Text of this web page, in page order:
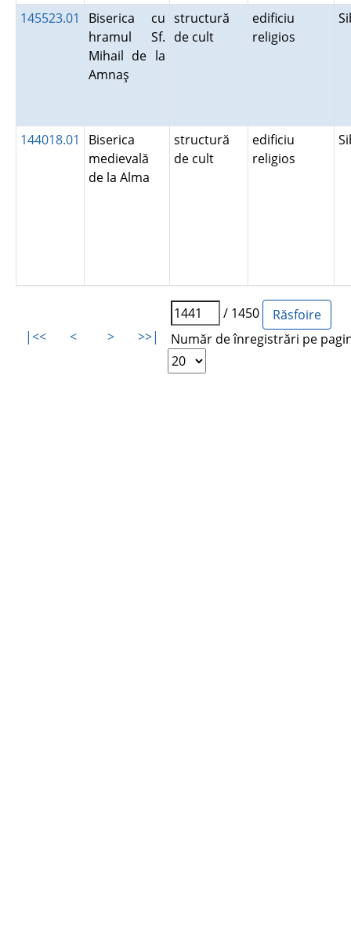
145523.01
Biserica cu
hramul Sf.
Mihail de la
Amnaş
structură
de cult
edificiu
religios
144018.01
Biserica
medievală
de la Alma
structură
de cult
edificiu
religios
|<< < > >>|
/ 1450
Număr de înregistrări pe